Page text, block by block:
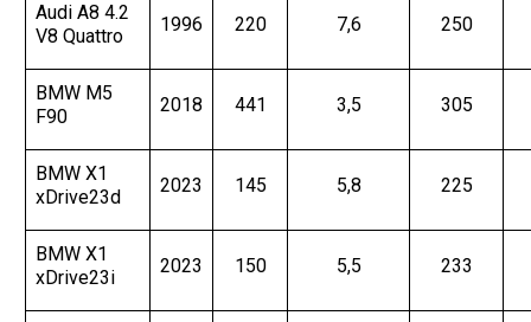
Audi A8 4.2
V8 Quattro
1996 220 7,6 250
BMW M5
F90
2018 441 3,5 305
BMW X1
xDrive23d
2023 145 5,8 225
BMW X1
xDrive23i
2023 150 5,5 233